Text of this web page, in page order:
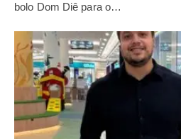
bolo Dom Diê para o…